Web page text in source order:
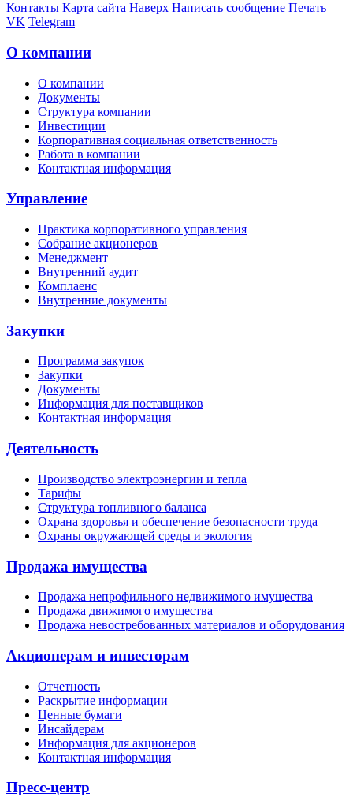
Контакты Карта сайта Наверх Написать сообщение Печать
VK Telegram
О компании
О компании
Документы
Структура компании
Инвестиции
Корпоративная социальная ответственность
Работа в компании
Контактная информация
Управление
Практика корпоративного управления
Собрание акционеров
Менеджмент
Внутренний аудит
Комплаенс
Внутренние документы
Закупки
Программа закупок
Закупки
Документы
Информация для поставщиков
Контактная информация
Деятельность
Производство электроэнергии и тепла
Тарифы
Структура топливного баланса
Охрана здоровья и обеспечение безопасности труда
Охраны окружающей среды и экология
Продажа имущества
Продажа непрофильного недвижимого имущества
Продажа движимого имущества
Продажа невостребованных материалов и оборудования
Акционерам и инвесторам
Отчетность
Раскрытие информации
Ценные бумаги
Инсайдерам
Информация для акционеров
Контактная информация
Пресс-центр